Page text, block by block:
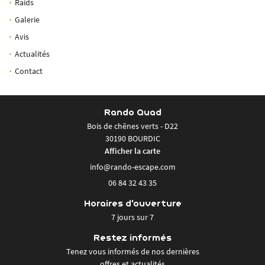
En cochant cette case, vous consentez à recevoir nos propositions commerciales à l'adresse
formulaire de désinscription
INSCRIPTION
Raids
Galerie
Avis
Actualités
Contact
Rando Quad
Bois de chênes verts - D22
30190 BOURDIC
Afficher la carte
06 84 32 43 35
Horaires d'ouverture
7 jours sur 7
Restez informés
Tenez vous informés de nos dernières